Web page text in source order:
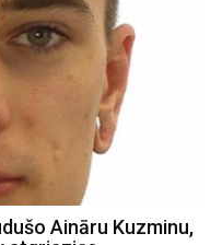
Aināru Kuzminu,